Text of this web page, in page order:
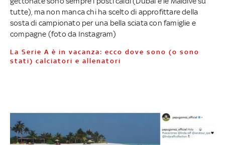
tutte), ma non manca chi ha scelto di approfittare della
sosta di campionato per una bella sciata con famiglie e
compagne (foto da Instagram)
La Serie A è in vacanza: ecco dove sono (o sono
stati) calciatori e allenatori